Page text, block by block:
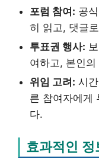
포럼 참여: 공
히 읽고, 댓글
투표권 행사:
여하고, 본인
위임 고려: 시
른 참여자에게
다.
효과적인 정